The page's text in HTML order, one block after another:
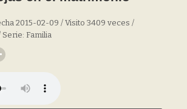
2015-02-09 / Visito 3409 veces /
Serie: Familia